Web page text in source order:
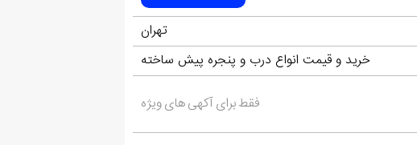
تهران
خرید و قیمت انواع درب و پنجره پیش ساخته
فقط برای آکهی های ویژه